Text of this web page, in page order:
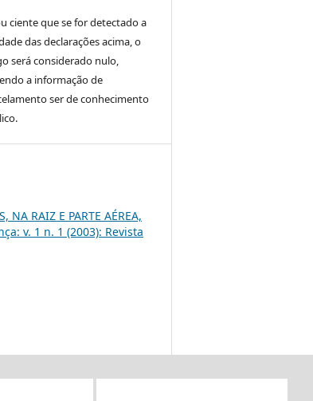
ciente que se for detectado a
das declarações acima, o
será considerado nulo,
a informação de
ser de conhecimento
NA RAIZ E PARTE AÉREA,
v. 1 n. 1 (2003): Revista